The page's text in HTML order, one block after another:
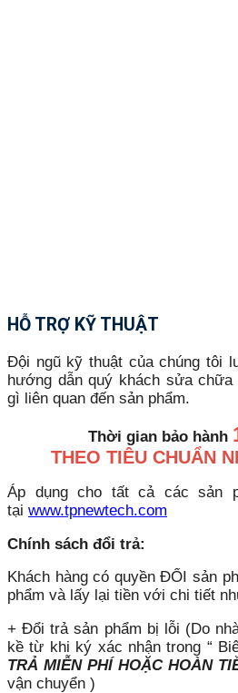
HỖ TRỢ KỸ THUẬT
Đội ngũ kỹ thuật của chúng tôi
hướng dẫn quý khách sửa
gì liên quan đến sản phẩm.
Thời gian bảo hành
THEO TIÊU CHUẨN
Áp dụng cho tất cả các sản
tại www.tpnewtech.com
Chính sách đổi trả:
Khách hàng có quyền ĐỔI sản
phẩm và lấy lại tiền với chi tiết
+ Đổi trả sản phẩm bị lỗi (Do
kề từ khi ký xác nhận trong “
TRẢ MIỄN PHÍ HOẶC HOÀN
vận chuyển )